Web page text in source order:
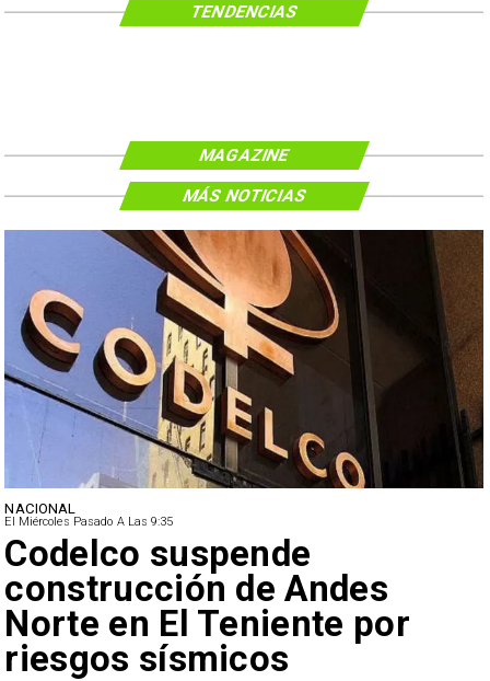
TENDENCIAS
MAGAZINE
NACIONAL
El Miércoles Pasado A Las 9:35
Codelco suspende
construcción de Andes
Norte en El Teniente por
riesgos sísmicos
MÁS NOTICIAS